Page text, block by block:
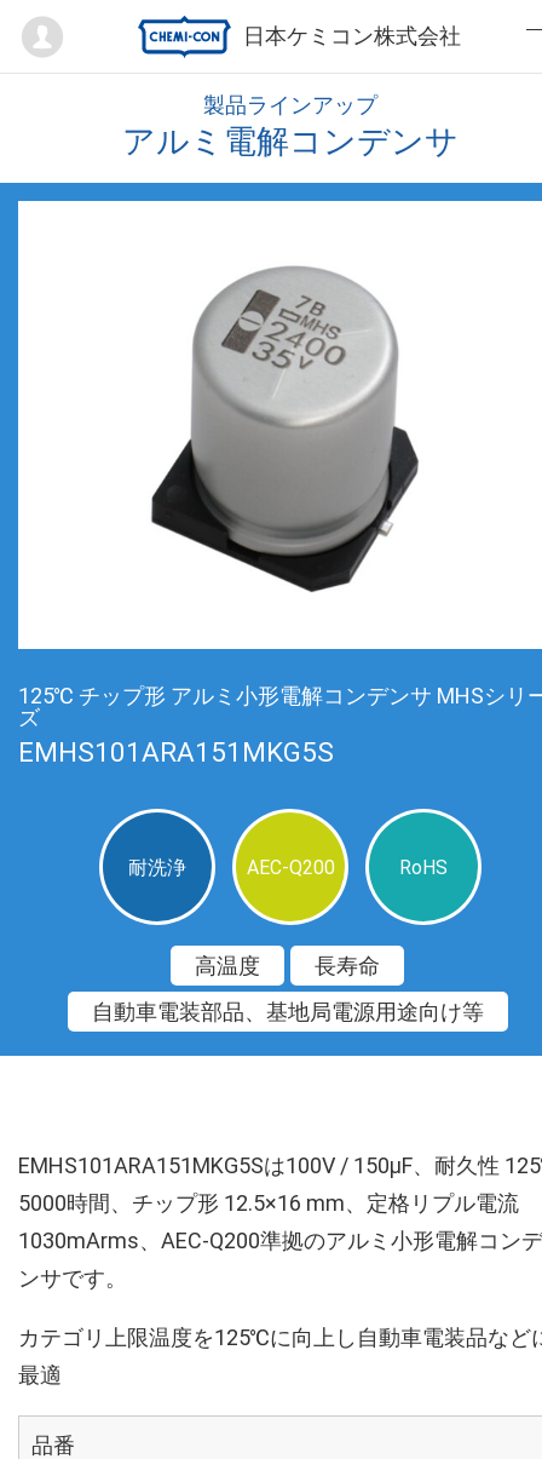
日本ケミコン株式会社
Mypage
製品ラインアップ
アルミ電解コンデンサ
125℃ チップ形 アルミ小形電解コンデンサ MHSシリ
ズ
EMHS101ARA151MKG5S
耐洗浄 AEC-Q200 RoHS
高温度
長寿命
自動車電装部品、基地局電源用途向け等
EMHS101ARA151MKG5Sは100V / 150µF、耐久性
5000時間、チップ形 12.5×16 mm、定格リプル電流
1030mArms、AEC-Q200準拠のアルミ小形電解コンデ
ンサです。
カテゴリ上限温度を125℃に向上し自動車電装品など
最適
品番